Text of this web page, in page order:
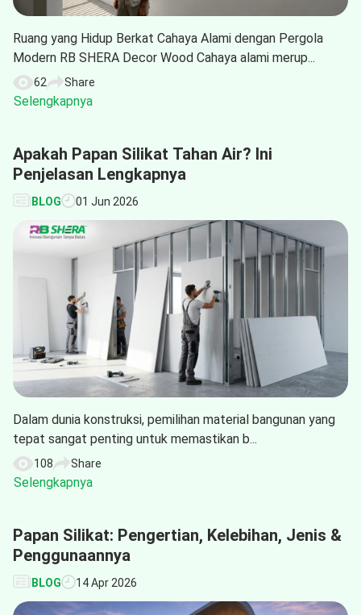
Ruang yang Hidup Berkat Cahaya Alami dengan Pergola
Modern RB SHERA Decor Wood Cahaya alami merup...
62 Share
Selengkapnya
Apakah Papan Silikat Tahan Air? Ini
Penjelasan Lengkapnya
BLOG 01 Jun 2026
Dalam dunia konstruksi, pemilihan material bangunan yang
tepat sangat penting untuk memastikan b...
108 Share
Selengkapnya
Papan Silikat: Pengertian, Kelebihan, Jenis &
Penggunaannya
BLOG 14 Apr 2026